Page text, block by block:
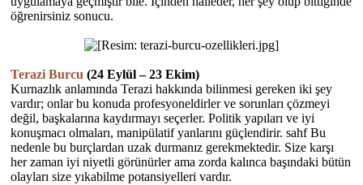
öğrenirsiniz sonucu.
Terazi Burcu (24 Eylül – 23 Ekim)
Kurnazlık anlamında Terazi hakkında bilinmesi gereken iki şey
vardır; onlar bu konuda profesyoneldirler ve sorunları çözmeyi
değil, başkalarına kaydırmayı seçerler. Politik yapıları ve iyi
konuşmacı olmaları, manipülatif yanlarını güçlendirir. sahf Bu
nedenle bu burçlardan uzak durmanız gerekmektedir. Size karşı
her zaman iyi niyetli görünürler ama zorda kalınca başındaki bütün
olayları size yıkabilme potansiyelleri vardır.